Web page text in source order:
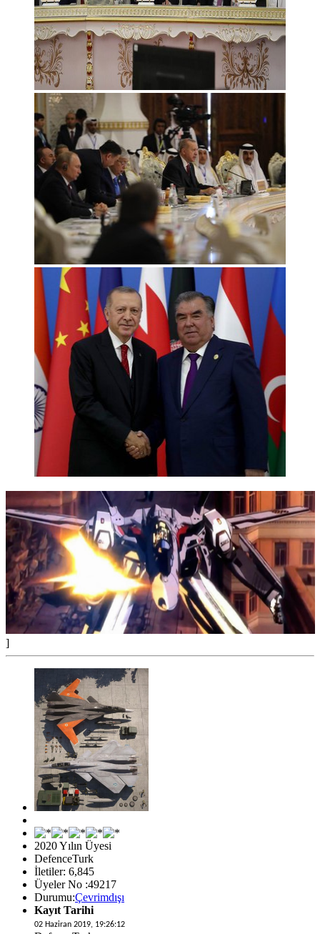
]
2020 Yılın Üyesi
DefenceTurk
İletiler: 6,845
Üyeler No :49217
Durumu:Çevrimdışı
Kayıt Tarihi
02 Haziran 2019, 19:26:12